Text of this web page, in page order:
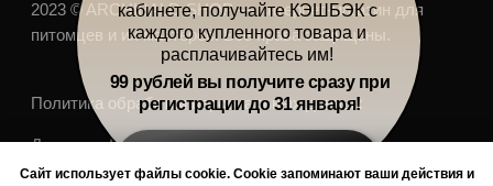
По любым дополнительным вопросам обращайтесь по тел:
Сайт использует файлы cookie. Cookie запоминают ваши действия и
И ПОЛУЧАТЬ КЭШБЭК
кабинете, получайте КЭШБЭК с
каждого купленного товара и
расплачивайтесь им!
99 рублей вы получите сразу при
регистрации до 31 января!